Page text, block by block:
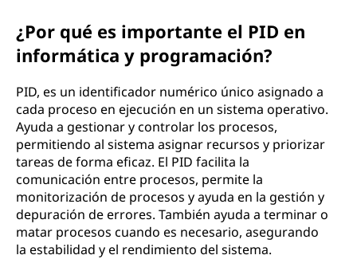
¿Por qué es importante el PID en
informática y programación?
PID, es un identificador numérico único asignado a
cada proceso en ejecución en un sistema operativo.
Ayuda a gestionar y controlar los procesos,
permitiendo al sistema asignar recursos y priorizar
tareas de forma eficaz. El PID facilita la
comunicación entre procesos, permite la
monitorización de procesos y ayuda en la gestión y
depuración de errores. También ayuda a terminar o
matar procesos cuando es necesario, asegurando
la estabilidad y el rendimiento del sistema.